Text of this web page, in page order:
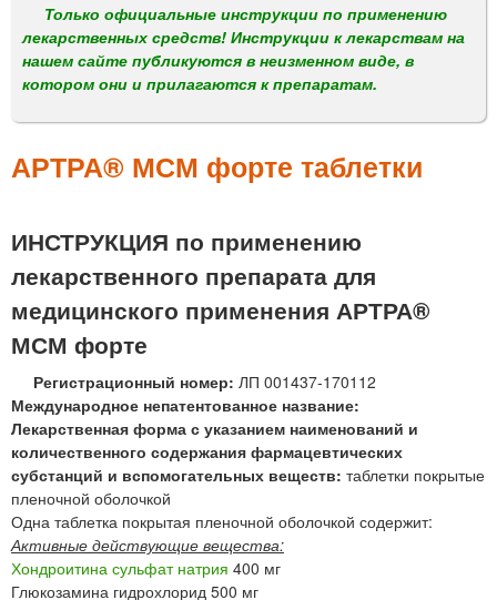
м
е
н
Только официальные инструкции по применению
лекарственных средств! Инструкции к лекарствам на
нашем сайте публикуются в неизменном виде, в
котором они и прилагаются к препаратам.
АРТРА® МСМ форте таблетки
ИНСТРУКЦИЯ по применению
лекарственного препарата для
медицинского применения АРТРА®
МСМ форте
Регистрационный номер: ЛП 001437-170112
Международное непатентованное название:
Лекарственная форма с указанием наименований и
количественного содержания фармацевтических
субстанций и вспомогательных веществ: таблетки покрытые
пленочной оболочкой
Одна таблетка покрытая пленочной оболочкой содержит:
Активные действующие вещества:
Хондроитина сульфат натрия 400 мг
Глюкозамина гидрохлорид 500 мг